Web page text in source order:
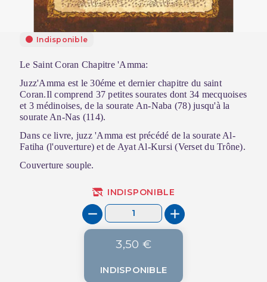
Indisponible
Le Saint Coran Chapitre 'Amma:
Juzz'Amma est le 30éme et dernier chapitre du saint
Coran.Il comprend 37 petites sourates dont 34 mecquoises
et 3 médinoises, de la sourate An-Naba (78) jusqu'à la
sourate An-Nas (114).
Dans ce livre, juzz 'Amma est précédé de la sourate Al-
Fatiha (l'ouverture) et de Ayat Al-Kursi (Verset du Trône).
Couverture souple.
INDISPONIBLE
3,50 €
INDISPONIBLE